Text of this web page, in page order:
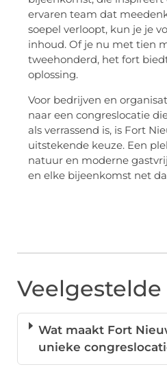
ervaren team dat
soepel verloopt, kun je je
inhoud. Of je nu met tien
tweehonderd, het fort
oplossing.
Voor bedrijven en
naar een congreslocatie
als verrassend is, is Fort
uitstekende keuze. Een
natuur en moderne
en elke bijeenkomst net
Wat maakt Fort
unieke